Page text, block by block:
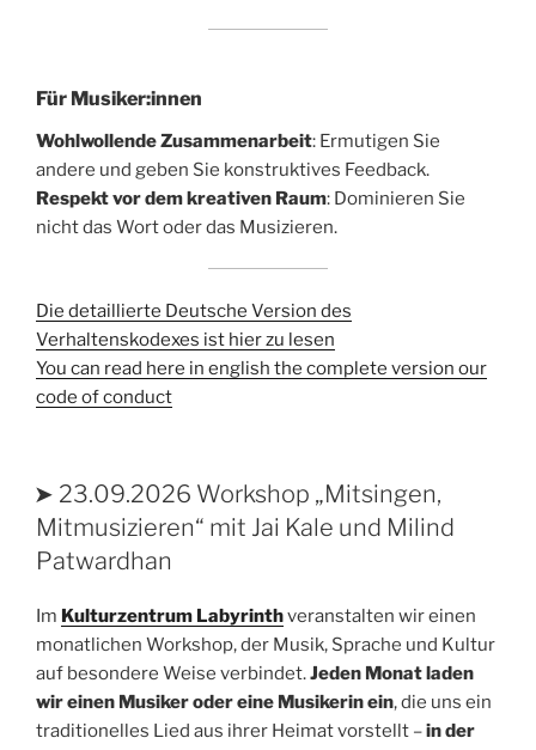
Für Musiker:innen
Wohlwollende Zusammenarbeit: Ermutigen Sie
andere und geben Sie konstruktives Feedback.
Respekt vor dem kreativen Raum: Dominieren Sie
nicht das Wort oder das Musizieren.
Die detaillierte Deutsche Version des
Verhaltenskodexes ist hier zu lesen
You can read here in english the complete version our
code of conduct
VERÖFFENTLICHT
AM
➤ 23.09.2026 Workshop „Mitsingen,
Mitmusizieren“ mit Jai Kale und Milind
Patwardhan
Im Kulturzentrum Labyrinthveranstalten wir einen
monatlichen Workshop, der Musik, Sprache und Kultur
auf besondere Weise verbindet.Jeden Monat laden
wir einen Musiker oder eine Musikerin ein, die uns ein
traditionelles Lied aus ihrer Heimat vorstellt –in der